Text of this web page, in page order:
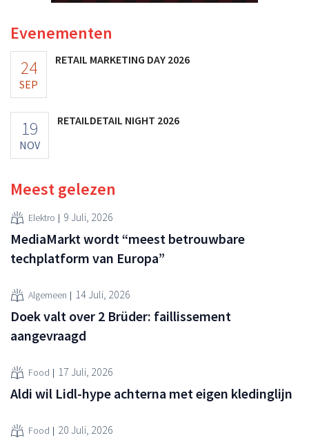
Evenementen
24
SEP
RETAIL MARKETING DAY 2026
19
NOV
RETAILDETAIL NIGHT 2026
Meest gelezen
Elektro 9 Juli, 2026
MediaMarkt wordt “meest betrouwbare
techplatform van Europa”
Algemeen 14 Juli, 2026
Doek valt over 2 Brüder: faillissement
aangevraagd
Food 17 Juli, 2026
Aldi wil Lidl-hype achterna met eigen kledinglijn
Food 20 Juli, 2026